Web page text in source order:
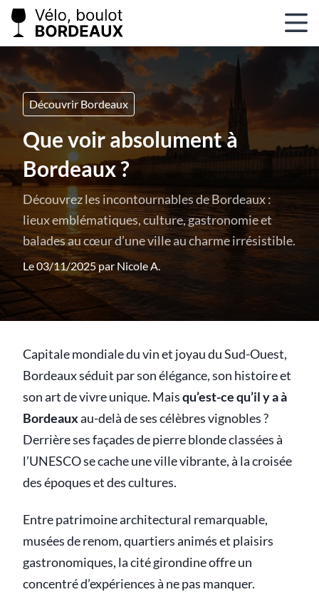
Découvrir Bordeaux
Que voir absolument à
Bordeaux ?
Découvrez les incontournables de Bordeaux :
lieux emblématiques, culture, gastronomie et
balades au cœur d’une ville au charme irrésistible.
Le 03/11/2025 par Nicole A.
Capitale mondiale du vin et joyau du Sud-Ouest,
Bordeaux séduit par son élégance, son histoire et
son art de vivre unique. Maisqu’est-ce qu’il y a à
Bordeauxau-delà de ses célèbres vignobles ?
Derrière ses façades de pierre blonde classées à
l’UNESCO se cache une ville vibrante, à la croisée
des époques et des cultures.
Entre patrimoine architectural remarquable,
musées de renom, quartiers animés et plaisirs
gastronomiques, la cité girondine offre un
concentré d’expériences à ne pas manquer.